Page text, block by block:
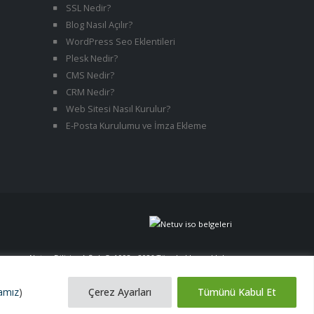
) Çerez Ayarları Tümünü Kabul Et
SSL Nedir?
Blog Nasıl Açılır?
WordPress Seo Eklentileri
Plesk Nedir?
CMS Nedir?
CRM Nedir?
Web Sitesi Nasıl Kurulur?
E-Posta Kurulumu ve İmza Ekleme
Netuv Bilişim A.Ş. | © 1998 - 2026 Tüm hakları saklıdır.
versiyon 06062026